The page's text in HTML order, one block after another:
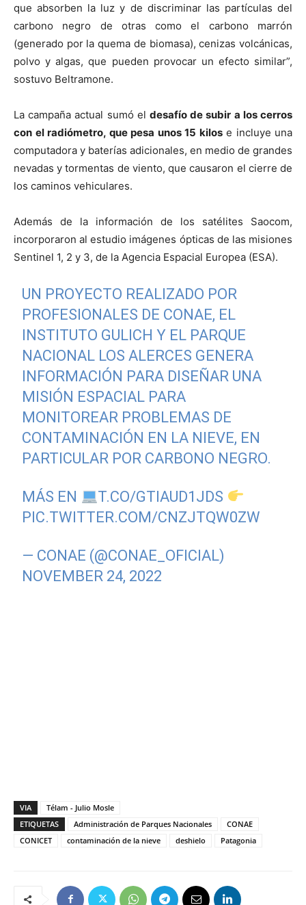
que absorben la luz y de discriminar las partículas del
carbono negro de otras como el carbono marrón
(generado por la quema de biomasa), cenizas volcánicas,
polvo y algas, que pueden provocar un efecto similar”,
sostuvo Beltramone.
La campaña actual sumó el desafío de subir a los cerros
con el radiómetro, que pesa unos 15 kilose incluye una
computadora y baterías adicionales, en medio de grandes
nevadas y tormentas de viento, que causaron el cierre de
los caminos vehiculares.
Además de la información de los satélites Saocom,
incorporaron al estudio imágenes ópticas de las misiones
Sentinel 1, 2 y 3, de la Agencia Espacial Europea (ESA).
UN PROYECTO REALIZADO POR
PROFESIONALES DE CONAE, EL
INSTITUTO GULICH Y EL PARQUE
NACIONAL LOS ALERCES GENERA
INFORMACIÓN PARA DISEÑAR UNA
MISIÓN ESPACIAL PARA
MONITOREAR PROBLEMAS DE
CONTAMINACIÓN EN LA NIEVE, EN
PARTICULAR POR CARBONO NEGRO.
MÁS EN
T.CO/GTIAUD1JDS
PIC.TWITTER.COM/CNZJTQW0ZW
— CONAE (@CONAE_OFICIAL)
NOVEMBER 24, 2022
VIA
Télam - Julio Mosle
ETIQUETAS
Administración de Parques Nacionales
CONAE
CONICET
contaminación de la nieve deshielo Patagonia